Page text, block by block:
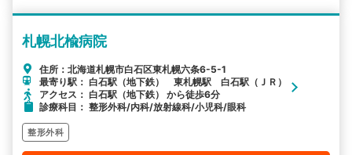
札幌北楡病院
住所：北海道札幌市白石区東札幌六条6-5-1
最寄り駅： 白石駅（地下鉄） 東札幌駅 白石駅（ＪＲ）
アクセス： 白石駅（地下鉄） から徒歩6分
診療科目： 整形外科/内科/放射線科/小児科/眼科
整形外科